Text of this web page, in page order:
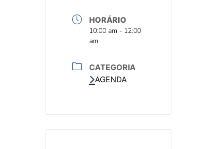
HORÁRIO
HORA
10:00 am - 12:00
am
CATEGORIA
AGENDA